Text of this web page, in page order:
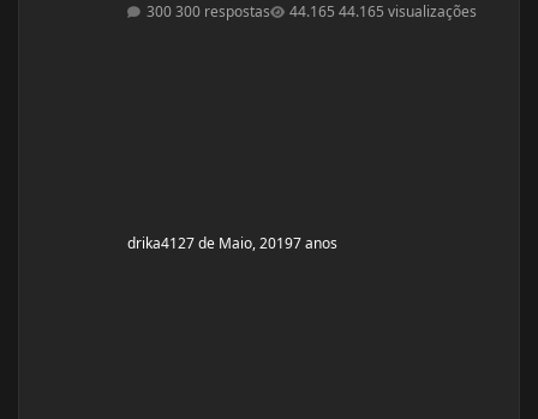
mg durante 8 semanas, após 10 mg até a 12° semana.
300 respostas 44.165 visualizações
drika4127 de Maio, 20197 anos